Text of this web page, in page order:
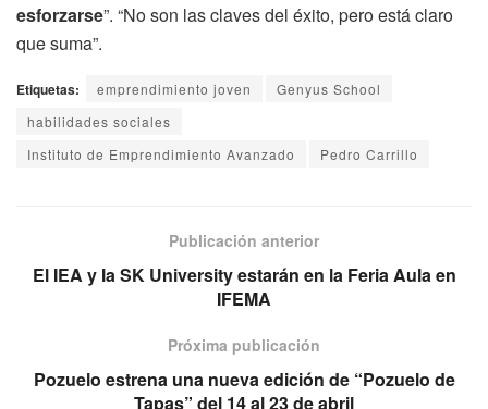
esforzarse”. “No son las claves del éxito, pero está claro
que suma”.
Etiquetas: emprendimiento joven
Genyus School
habilidades sociales
Instituto de Emprendimiento Avanzado
Pedro Carrillo
Publicación anterior
El IEA y la SK University estarán en la Feria Aula en
IFEMA
Próxima publicación
Pozuelo estrena una nueva edición de “Pozuelo de
Tapas” del 14 al 23 de abril